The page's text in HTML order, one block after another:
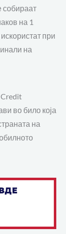
собираат
на 1
при
на
во било која
на